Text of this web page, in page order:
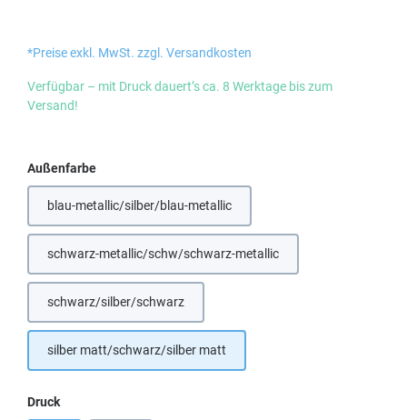
*Preise exkl. MwSt. zzgl. Versandkosten
Verfügbar – mit Druck dauert’s ca. 8 Werktage bis zum
Versand!
Außenfarbeauswählen
blau-metallic/silber/blau-metallic
(Diese Option ist zurzeit nicht verfügbar.)
schwarz-metallic/schw/schwarz-metallic
schwarz/silber/schwarz
silber matt/schwarz/silber matt
Druckauswählen